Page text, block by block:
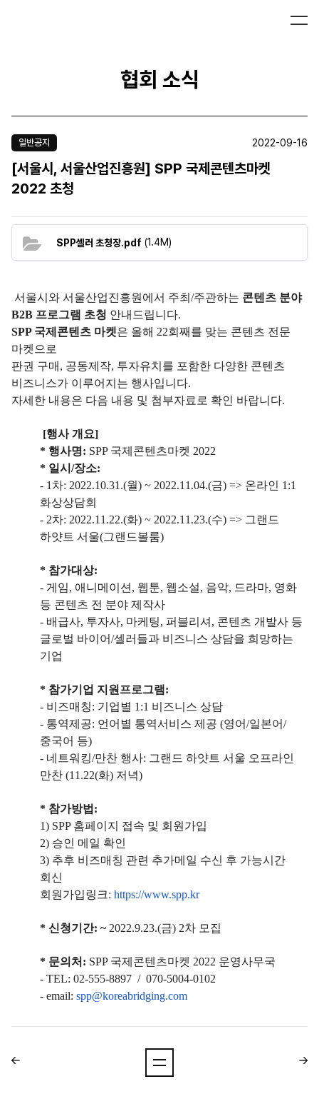
협회 소식
일반공지 2022-09-16
[서울시, 서울산업진흥원] SPP 국제콘텐츠마켓
2022 초청
SPP셀러 초청장.pdf (1.4M)
서울시와 서울산업진흥원에서 주최/주관하는 콘텐츠 분야
B2B 프로그램 초청 안내드립니다.
SPP 국제콘텐츠 마켓은 올해 22회째를 맞는 콘텐츠 전문
마켓으로
판권 구매, 공동제작, 투자유치를 포함한 다양한 콘텐츠
비즈니스가 이루어지는 행사입니다.
자세한 내용은 다음 내용 및 첨부자료로 확인 바랍니다.
[행사 개요]
* 행사명: SPP 국제콘텐츠마켓 2022
* 일시/장소:
- 1차: 2022.10.31.(월) ~ 2022.11.04.(금) => 온라인 1:1
화상상담회
- 2차: 2022.11.22.(화) ~ 2022.11.23.(수) => 그랜드
하얏트 서울(그랜드볼룸)
* 참가대상:
- 게임, 애니메이션, 웹툰, 웹소설, 음악, 드라마, 영화
등 콘텐츠 전 분야 제작사
- 배급사, 투자사, 마케팅, 퍼블리셔, 콘텐츠 개발사 등
글로벌 바이어/셀러들과 비즈니스 상담을 희망하는
기업
* 참가기업 지원프로그램:
- 비즈매칭: 기업별 1:1 비즈니스 상담
- 통역제공: 언어별 통역서비스 제공 (영어/일본어/
중국어 등)
- 네트워킹/만찬 행사: 그랜드 하얏트 서울 오프라인
만찬 (11.22(화) 저녁)
* 참가방법:
1) SPP 홈페이지 접속 및 회원가입
2) 승인 메일 확인
3) 추후 비즈매칭 관련 추가메일 수신 후 가능시간
회신
회원가입링크: https://www.spp.kr
* 신청기간: ~ 2022.9.23.(금) 2차 모집
* 문의처: SPP 국제콘텐츠마켓 2022 운영사무국
- TEL: 02-555-8897 / 070-5004-0102
- email: spp@koreabridging.com